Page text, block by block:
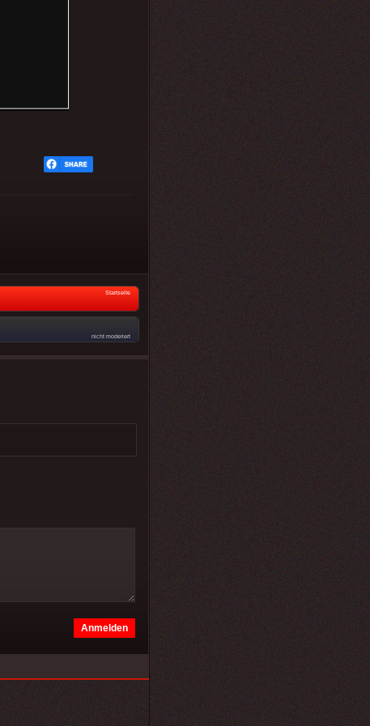
Startseite
nicht moderiert